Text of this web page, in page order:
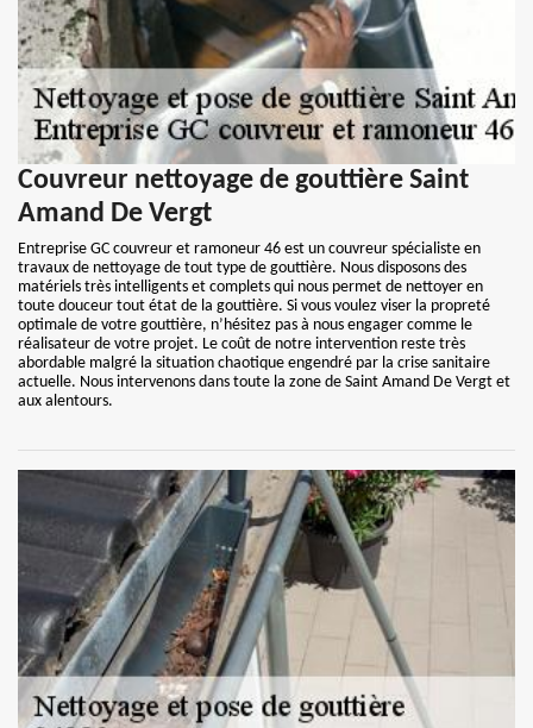
Couvreur nettoyage de gouttière Saint
Amand De Vergt
Entreprise GC couvreur et ramoneur 46 est un couvreur spécialiste en
travaux de nettoyage de tout type de gouttière. Nous disposons des
matériels très intelligents et complets qui nous permet de nettoyer en
toute douceur tout état de la gouttière. Si vous voulez viser la propreté
optimale de votre gouttière, n’hésitez pas à nous engager comme le
réalisateur de votre projet. Le coût de notre intervention reste très
abordable malgré la situation chaotique engendré par la crise sanitaire
actuelle. Nous intervenons dans toute la zone de Saint Amand De Vergt et
aux alentours.